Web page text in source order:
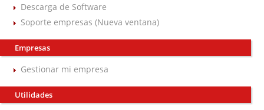
Descarga de Software
Soporte empresas (Nueva ventana)
Empresas
Gestionar mi empresa
Utilidades